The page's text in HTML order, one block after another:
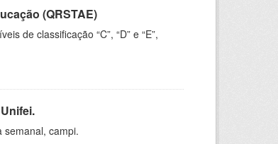
(QRSTAE)
de classificação “C”, “D” e “E”,
semanal, campi.